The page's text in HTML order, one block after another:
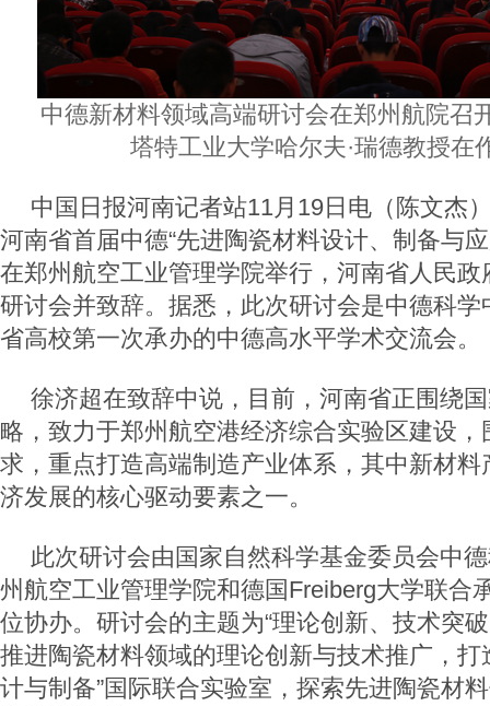
中德新材料领域高端研讨会在郑州航院召
塔特工业大学哈尔夫·瑞德教授在
中国日报河南记者站11月 19日电（陈文杰
河南省首届中德“先进陶瓷材料设计、制备与
在郑州航空工业管理学院举行，河南省人民
研讨会并致辞。据悉，此次研讨会是中德科学
省高校第一次承办的中德高水平学术交流会。
徐济超在致辞中说，目前，河南省正围绕国
略，致力于郑州航空港经济综合实验区建设
求，重点打造高端制造产业体系，其中新材
济发展的核心驱动要素之一。
此次研讨会由国家自然科学基金委员会中
州航空工业管理学院和德国Freiberg大学联合
位协办。研讨会的主题为“理论创新、技术突
推进陶瓷材料领域的理论创新与技术推广，打
计与制备”国际联合实验室，探索先进陶瓷材